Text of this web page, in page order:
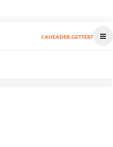
CAHEADER.GETTEST